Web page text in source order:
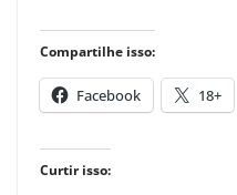
Compartilhe isso:
Facebook 18+
Curtir isso: